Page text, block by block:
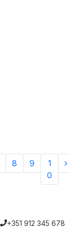
8 9
1
0
+351 912 345 678